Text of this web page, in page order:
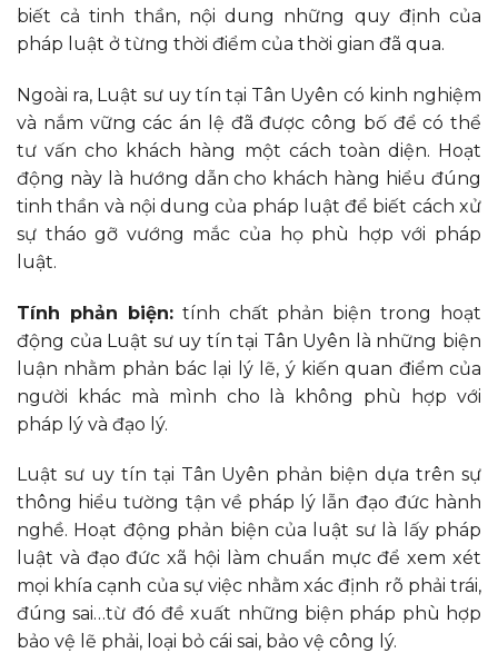
biết cả tinh thần, nội dung những quy định của
pháp luật ở từng thời điểm của thời gian đã qua.
Ngoài ra, Luật sư uy tín tại Tân Uyên có kinh nghiệm
và nắm vững các án lệ đã được công bố để có thể
tư vấn cho khách hàng một cách toàn diện. Hoạt
động này là hướng dẫn cho khách hàng hiểu đúng
tinh thần và nội dung của pháp luật để biết cách xử
sự tháo gỡ vướng mắc của họ phù hợp với pháp
luật.
Tính phản biện:tính chất phản biện trong hoạt
động của Luật sư uy tín tại Tân Uyên là những biện
luận nhằm phản bác lại lý lẽ, ý kiến quan điểm của
người khác mà mình cho là không phù hợp với
pháp lý và đạo lý.
Luật sư uy tín tại Tân Uyên phản biện dựa trên sự
thông hiểu tường tận về pháp lý lẫn đạo đức hành
nghề. Hoạt động phản biện của luật sư là lấy pháp
luật và đạo đức xã hội làm chuẩn mực để xem xét
mọi khía cạnh của sự việc nhằm xác định rõ phải trái,
đúng sai…từ đó đề xuất những biện pháp phù hợp
bảo vệ lẽ phải, loại bỏ cái sai, bảo vệ công lý.